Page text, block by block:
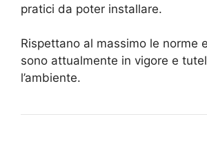
pratici da poter installare.
Rispettano al massimo le norme
sono attualmente in vigore e
l’ambiente.